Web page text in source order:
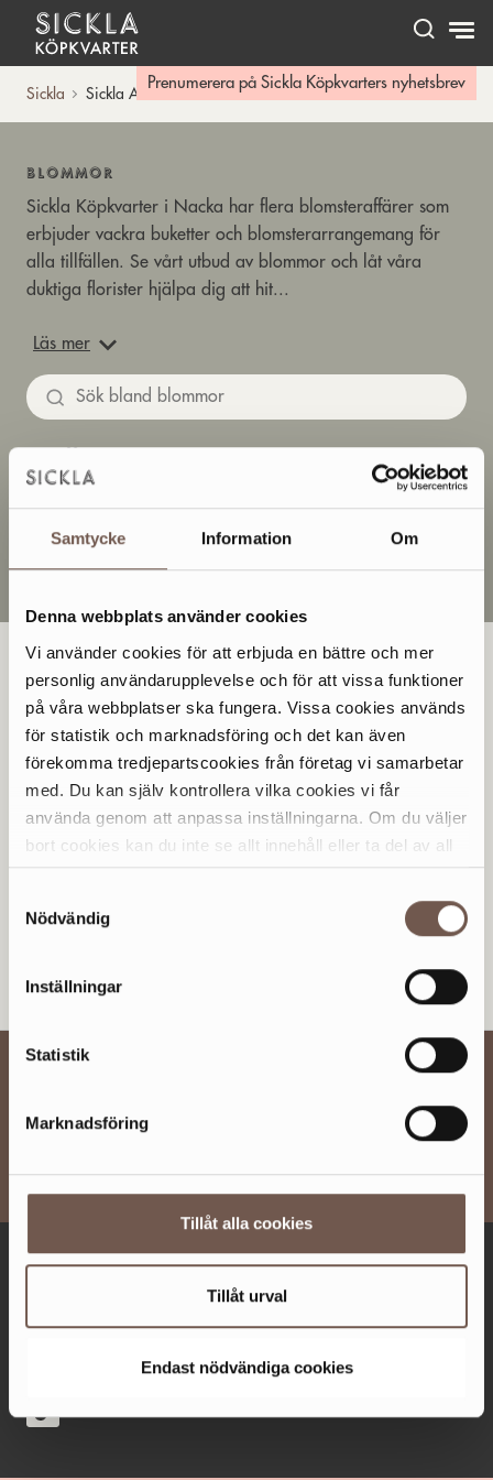
Samtycke Information Om
Denna webbplats använder cookies
Vi använder cookies för att erbjuda en bättre och mer
personlig användarupplevelse och för att vissa funktioner
på våra webbplatser ska fungera. Vissa cookies används
för statistik och marknadsföring och det kan även
förekomma tredjepartscookies från företag vi samarbetar
med. Du kan själv kontrollera vilka cookies vi får
använda genom att anpassa inställningarna. Om du väljer
bort cookies kan du inte se allt innehåll eller ta del av all
Nödvändig
Inställningar
Statistik
Marknadsföring
Tillåt alla cookies
Tillåt urval
Endast nödvändiga cookies
Hem
Prenumerera på Sickla Köpkvarters nyhetsbrev
Sickla Sickla A-Ö
BLOMMOR
Sickla Köpkvarter i Nacka har flera blomsteraffärer som
erbjuder vackra buketter och blomsterarrangemang för
alla tillfällen. Se vårt utbud av blommor och låt våra
duktiga florister hjälpa dig att hit...
Läs mer
Sök
BLÄDDRA BLAND
KATEGORIER
B
Blomster-Boo
Öppet idag 11-17
BESÖKSINFO
UTBUD
ÖPPET IDAG 11-17
Instagram